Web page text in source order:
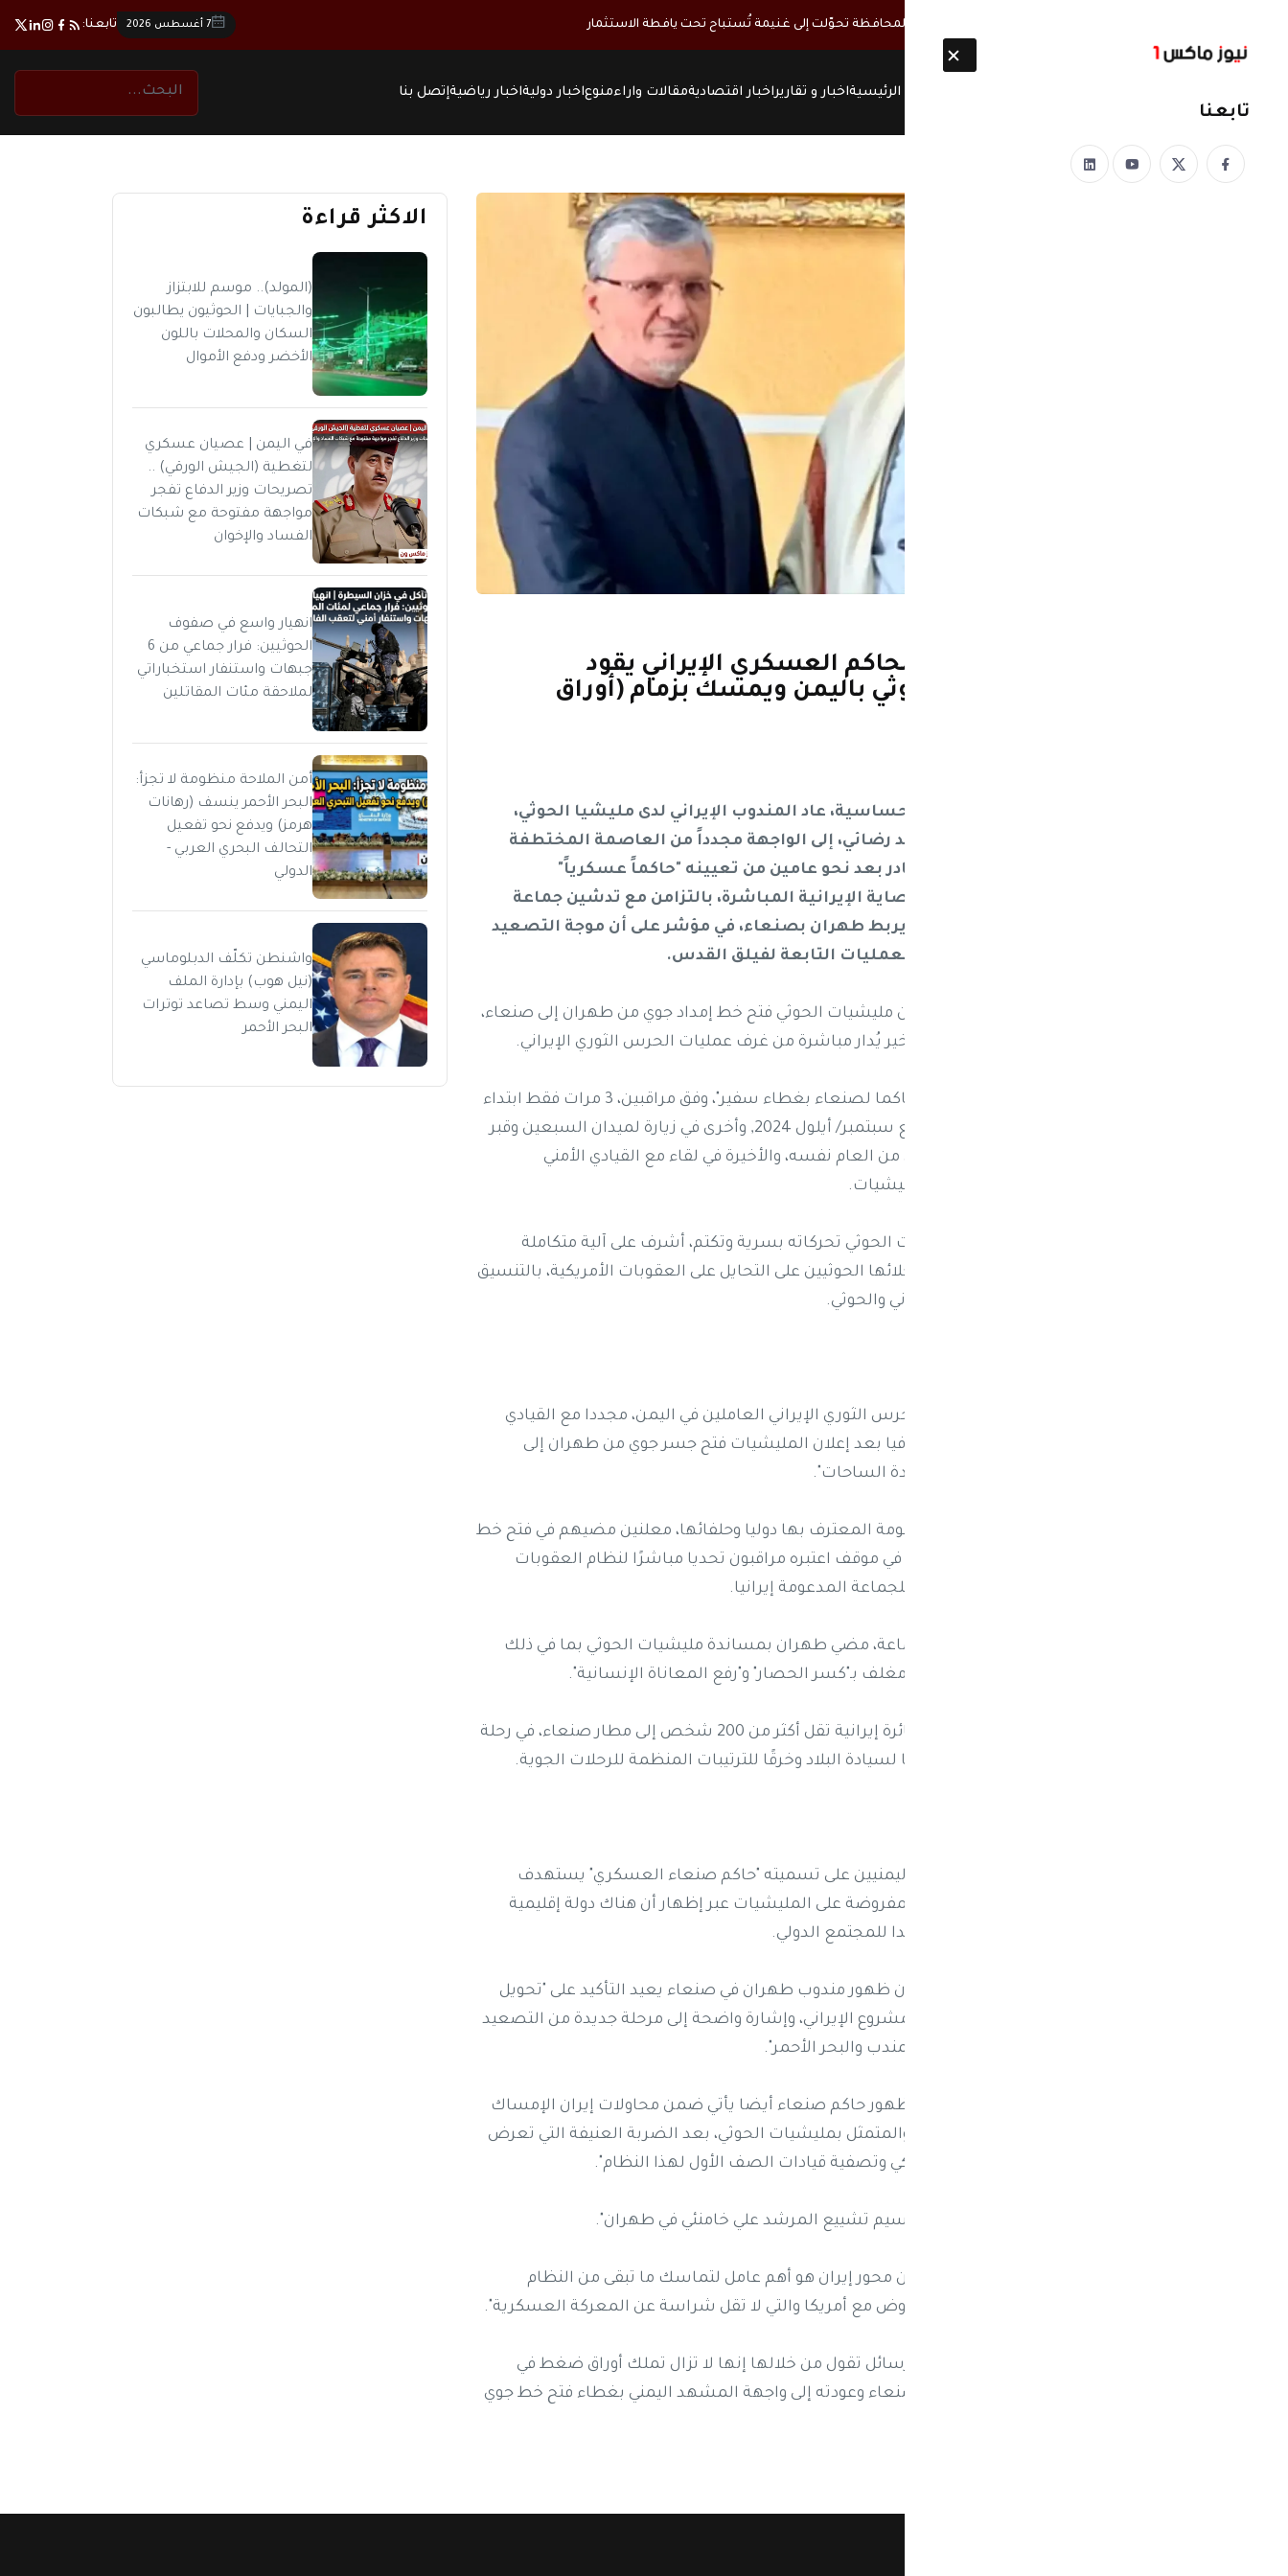
شاهد | قيادي مؤتمري في إب يخرج عن صمته : المحافظة تحوّلت إلى غنيمة تُستباح تحت يافطة الاستثمار 7 أغسطس 2026 تابعنا:
الرئيسيةاخبار و تقاريراخبار اقتصاديةمقالات واراءمنوعاخبار دوليةاخبار رياضيةإتصل بنا
تابعنا
خط (طهران - صنعاء).. الحاكم العسكري الإيراني يقود
استراتيجية التصعيد الحوثي باليمن ويمسك بزمام (أوراق
في توقيت سياسي وعسكري بالغ الحساسية، عاد المندوب الإيراني لدى مليشيا الحوثي،
الضابط في الحرس الثوري علي محمد رضائي، إلى الواجهة مجدداً من العاصمة المختطفة
صنعاء. وجاء هذا الظهور العلني النادر بعد نحو عامين من تعيينه "حاكماً عسكرياً"
للمليشيا، ليعكس بوضوح عمق الوصاية الإيرانية المباشرة، بالتزامن مع تدشين جماعة
الحوثي خط إمداد وجسر جوي مباشر يربط طهران بصنعاء، في مؤشر على أن موجة التصعيد
الراهنة تُدار بالكامل من داخل غرف العمليات التابعة لفيلق القدس.
وجاء ظهور رضائي، الأحد، تزامنا مع إعلان مليشيات الحوثي فتح خط إمداد جوي من طهران إلى صنعاء،
في إشارات واضحة على أن التصعيد الأخير يُدار مباشرة من غرف عمليات الحرس الثوري الإيراني.
وكان علي رضائي قد ظهر منذ "تنصيبه حاكما لصنعاء بغطاء سفير"، وفق مراقبين، 3 مرات فقط ابتداء
من مراسيم تنصيبه بغطاء سفير مطلع سبتمبر/ أيلول 2024, وأخرى في زيارة لميدان السبعين وقبر
صالح الصماد في نوفمبر/ تشرين الثاني من العام نفسه، والأخيرة في لقاء مع القيادي الأمني
عبدالواحد أبو راس مسؤول خارجية المليشيات.
ومنذ تنصيب رضائي الذي تحيط مليشيات الحوثي تحركاته بسرية وتكتم، أشرف على آلية متكاملة
صممتها طهران خصيصًا لمساعدة وكلائها الحوثيين على التحايل على العقوبات الأمريكية، بالتنسيق
مع شخصيات رفيعة من الجانبين الإيراني والحوثي.
ويشكل ظهور رضائي وهو أحد ضباط الحرس الثوري الإيراني العاملين في اليمن، مجددا مع القيادي
الأمني عبدالواحد أبو رأس، تصعيدا إضافيا بعد إعلان المليشيات فتح جسر جوي من طهران إلى
صنعاء ضمن ما سمّته المليشيات "وحدة الساحات".
وصعد الحوثيون من لهجتهم تجاه الحكومة المعترف بها دوليا وحلفائها، معلنين مضيهم في فتح خط
جوي إلى مطار صنعاء "دون إذن من أحد"، في موقف اعتبره مراقبون تحديا مباشرًا لنظام العقوبات
الدولية الرامي للحد من الدعم الخارجي للجماعة المدعومة إيرانيا.
وخلال اللقاء، أكد مندوب إيران لدى الجماعة، مضي طهران بمساندة مليشيات الحوثي بما في ذلك
فتح خط إمداد إلى مطار صنعاء بغطاء مغلف بـ"كسر الحصار" و"رفع المعاناة الإنسانية".
يأتي ذلك بعد يومين فقط من وصول طائرة إيرانية تقل أكثر من 200 شخص إلى مطار صنعاء، في رحلة
قالت الحكومة اليمنية إنها تمثل انتهاكًا لسيادة البلاد وخرقًا للترتيبات المنظمة للرحلات الجوية.
يرى مراقبون أن ظهور رضائي الذي درج اليمنيين على تسميته "حاكم صنعاء العسكري" يستهدف
تصعيدا إضافيا ومحاولة كسر العزلة المفروضة على المليشيات عبر إظهار أن هناك دولة إقليمية
تتعامل مع الجماعة، ما يمثل تحديا جديدا للمجتمع الدولي.
وقال المحلل السياسي عمار القدسي، إن ظهور مندوب طهران في صنعاء يعيد التأكيد على "تحويل
الجغرافيا اليمنية إلى منصة متقدمة للمشروع الإيراني، وإشارة واضحة إلى مرحلة جديدة من التصعيد
على الساحة اليمنية المطلة على باب المندب والبحر الأحمر".
وأوضح القدسي لـ"العين الإخبارية"، أن "ظهور حاكم صنعاء أيضا يأتي ضمن محاولات إيران الإمساك
بزمام ما تبقى من محورها في المنطقة والمتمثل بمليشيات الحوثي، بعد الضربة العنيفة التي تعرض
لها نظامها بالهجوم الإسرائيلي الأمريكي وتصفية قيادات الصف الأول لهذا النظام".
وتابع "لهذا تزامنت هذه الخطوة مع مراسيم تشييع المرشد علي خامنئي في طهران".
وأشار إلى أن "الإمساك بزمام ما تبقى من محور إيران هو أهم عامل لتماسك ما تبقى من النظام
الإيراني، واستمراره لخوض معركة التفاوض مع أمريكا والتي لا تقل شراسة عن المعركة العسكرية".
ولفت إلى أن "طهران بحاجة إلى إرسال رسائل تقول من خلالها إنها لا تزال تملك أوراق ضغط في
المنطقة، وهو ما يبرز من ظهور حاكم صنعاء وعودته إلى واجهة المشهد اليمني بغطاء فتح خط جوي
الاكثر قراءة
(المولد).. موسم للابتزاز
والجبايات | الحوثيون يطالبون
السكان والمحلات باللون
الأخضر ودفع الأموال
في اليمن | عصيان عسكري
لتغطية (الجيش الورقي) ..
تصريحات وزير الدفاع تفجر
مواجهة مفتوحة مع شبكات
الفساد والإخوان
انهيار واسع في صفوف
الحوثيين: فرار جماعي من 6
جبهات واستنفار استخباراتي
لملاحقة مئات المقاتلين
أمن الملاحة منظومة لا تجزأ:
البحر الأحمر ينسف (رهانات
هرمز) ويدفع نحو تفعيل
التحالف البحري العربي -
الدولي
واشنطن تكلّف الدبلوماسي
(نيل هوب) بإدارة الملف
اليمني وسط تصاعد توترات
البحر الأحمر